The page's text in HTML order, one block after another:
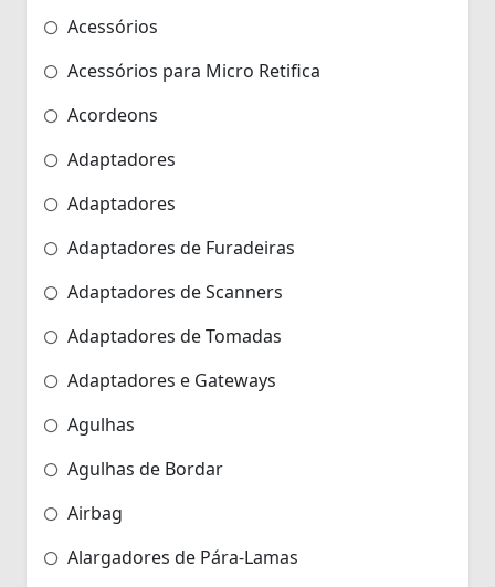
Acessórios
Acessórios para Micro Retifica
Acordeons
Adaptadores
Adaptadores
Adaptadores de Furadeiras
Adaptadores de Scanners
Adaptadores de Tomadas
Adaptadores e Gateways
Agulhas
Agulhas de Bordar
Airbag
Alargadores de Pára-Lamas